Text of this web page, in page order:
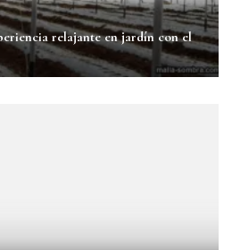
relajante en jardín con el